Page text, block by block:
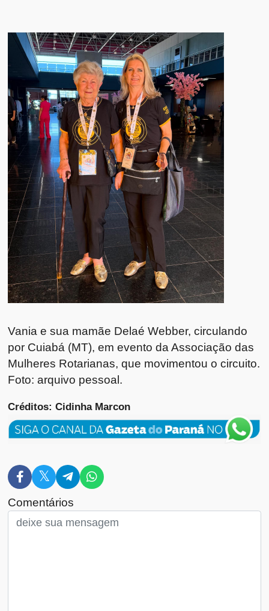
Vania e sua mamãe Delaé Webber, circulando
por Cuiabá (MT), em evento da Associação das
Mulheres Rotarianas, que movimentou o circuito.
Foto: arquivo pessoal.
Créditos: Cidinha Marcon
Comentários